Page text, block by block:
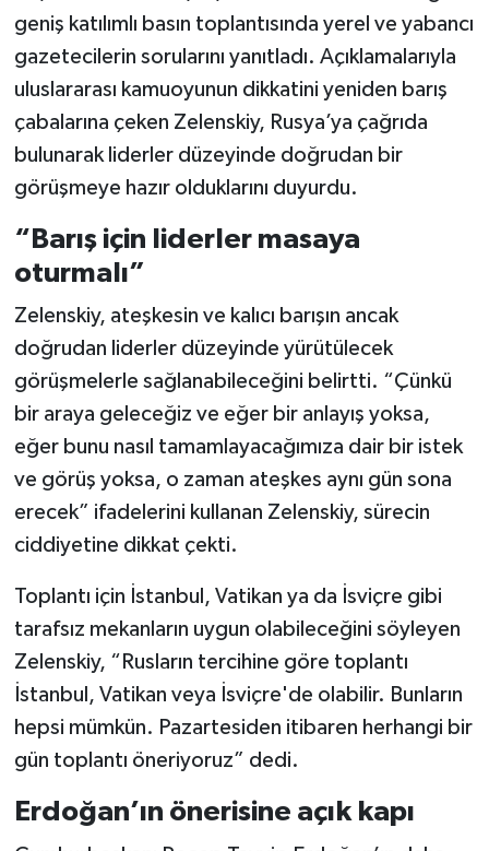
geniş katılımlı basın toplantısında yerel ve yabancı
gazetecilerin sorularını yanıtladı. Açıklamalarıyla
uluslararası kamuoyunun dikkatini yeniden barış
çabalarına çeken Zelenskiy, Rusya’ya çağrıda
bulunarak liderler düzeyinde doğrudan bir
görüşmeye hazır olduklarını duyurdu.
“Barış için liderler masaya
oturmalı”
Zelenskiy, ateşkesin ve kalıcı barışın ancak
doğrudan liderler düzeyinde yürütülecek
görüşmelerle sağlanabileceğini belirtti. “Çünkü
bir araya geleceğiz ve eğer bir anlayış yoksa,
eğer bunu nasıl tamamlayacağımıza dair bir istek
ve görüş yoksa, o zaman ateşkes aynı gün sona
erecek” ifadelerini kullanan Zelenskiy, sürecin
ciddiyetine dikkat çekti.
Toplantı için İstanbul, Vatikan ya da İsviçre gibi
tarafsız mekanların uygun olabileceğini söyleyen
Zelenskiy, “Rusların tercihine göre toplantı
İstanbul, Vatikan veya İsviçre'de olabilir. Bunların
hepsi mümkün. Pazartesiden itibaren herhangi bir
gün toplantı öneriyoruz” dedi.
Erdoğan’ın önerisine açık kapı